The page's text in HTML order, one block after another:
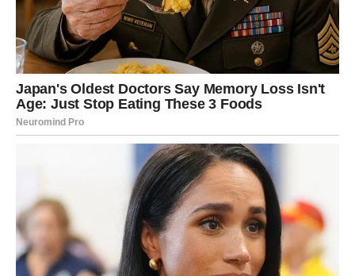
Ono što je najvažnije jeste da više nećete imati osećaj
stagnacije. Energija se pokreće.
Ako ste se osećali potcenjeno – sada dolazi potvrda da
vaša vrednost nije mogla ostati neprimećena zauvek.
Finansijska situacija postaje stabilnija, a vi dobijate
prostor da planirate budućnost bez straha.
LJUBAV – SIGURNOST UMESTO
NEIZVESNOSTI